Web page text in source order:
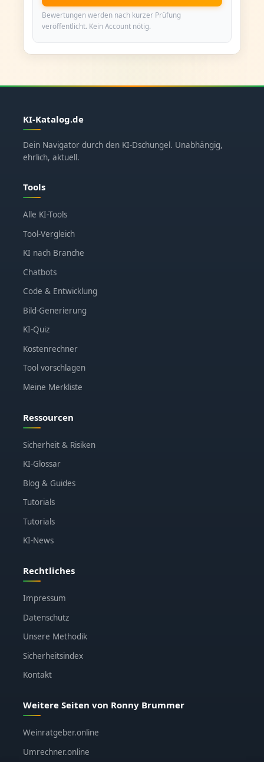
Bewertungen werden nach kurzer Prüfung
veröffentlicht. Kein Account nötig.
KI-Katalog.de
Dein Navigator durch den KI-Dschungel. Unabhängig,
ehrlich, aktuell.
Tools
Alle KI-Tools
Tool-Vergleich
KI nach Branche
Chatbots
Code & Entwicklung
Bild-Generierung
KI-Quiz
Kostenrechner
Tool vorschlagen
Meine Merkliste
Ressourcen
Sicherheit & Risiken
KI-Glossar
Blog & Guides
Tutorials
Tutorials
KI-News
Rechtliches
Impressum
Datenschutz
Unsere Methodik
Sicherheitsindex
Kontakt
Weitere Seiten von Ronny Brummer
Weinratgeber.online
Umrechner.online